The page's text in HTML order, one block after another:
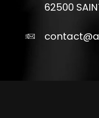
62500